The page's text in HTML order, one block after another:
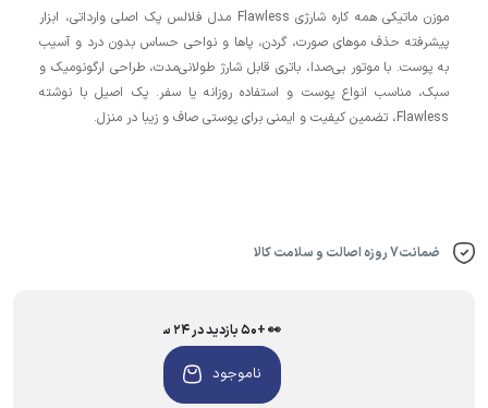
موزن ماتیکی همه کاره شارژی Flawless مدل فلالس پک اصلی وارداتی، ابزار
پیشرفته حذف موهای صورت، گردن، پاها و نواحی حساس بدون درد و آسیب
به پوست. با موتور بی‌صدا، باتری قابل شارژ طولانی‌مدت، طراحی ارگونومیک و
سبک، مناسب انواع پوست و استفاده روزانه یا سفر. پک اصیل با نوشته
Flawless، تضمین کیفیت و ایمنی برای پوستی صاف و زیبا در منزل.
ضمانت7 روزه اصالت و سلامت کالا
👀 +۵۰ بازدید در ۲۴ ساعت اخیر
ناموجود